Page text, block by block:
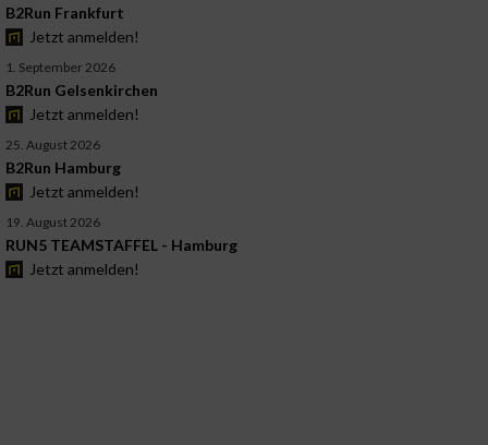
B2Run Frankfurt
Jetzt anmelden!
1. September 2026
B2Run Gelsenkirchen
Jetzt anmelden!
25. August 2026
B2Run Hamburg
Jetzt anmelden!
19. August 2026
RUN5 TEAMSTAFFEL - Hamburg
Jetzt anmelden!